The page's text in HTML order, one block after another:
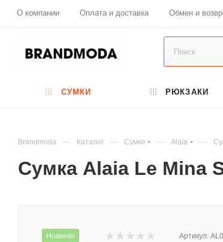
О компании Оплата и доставка Обмен и
СУМКИ РЮКЗАКИ
Brandmoda — Каталог — Сумки — Alaia —
Сумка Alaia Le Mina
Новинка Артикул: